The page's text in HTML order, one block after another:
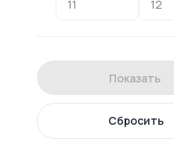
Показать
Сбросить